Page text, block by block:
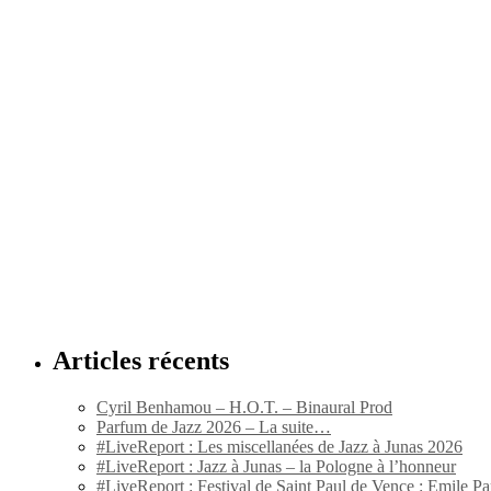
Articles récents
Cyril Benhamou – H.O.T. – Binaural Prod
Parfum de Jazz 2026 – La suite…
#LiveReport : Les miscellanées de Jazz à Junas 2026
#LiveReport : Jazz à Junas – la Pologne à l’honneur
#LiveReport : Festival de Saint Paul de Vence : Emile